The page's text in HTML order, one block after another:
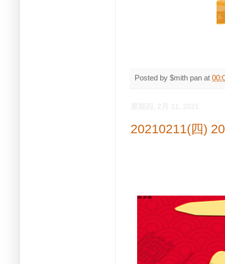
Posted by $mith pan at
20210211(四)